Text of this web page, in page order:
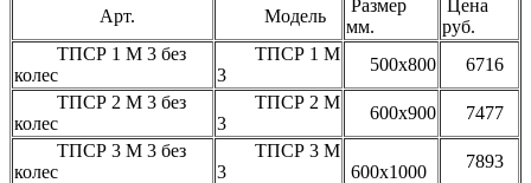
Арт. Модель
Размер
мм.
Цена
руб.
ТПСР 1 М 3 без
колес
ТПСР 1 М
3
500х800
6716
ТПСР 2 М 3 без
колес
ТПСР 2 М
3
600х900
7477
ТПСР 3 М 3 без
колес
ТПСР 3 М
3
600х1000
7893